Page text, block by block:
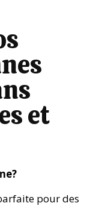
et
pour des